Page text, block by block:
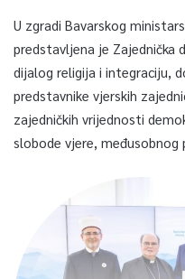
U zgradi Bavarskog
predstavljena je Zajednička
dijalog religija i integraciju,
predstavnike vjerskih
zajedničkih vrijednosti
slobode vjere,